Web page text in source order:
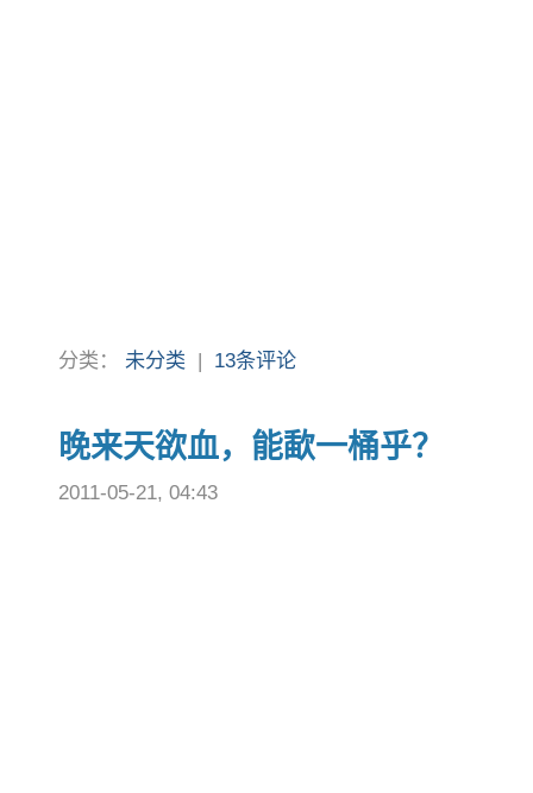
分类： 未分类 | 13条评论
晚来天欲血，能歃一桶乎？
2011-05-21, 04:43